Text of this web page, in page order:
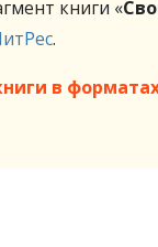
книги «
.
в форматах